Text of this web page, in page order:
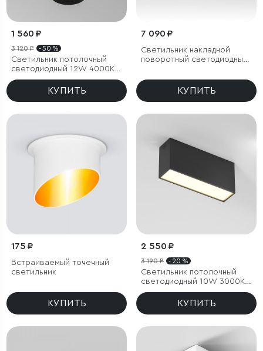
1 560 ₽
3 120 ₽ - 50 %
Светильник потолочный
светодиодный 12W 4000К
белый/чёрный
КУПИТЬ
7 090 ₽
Светильник накладной
поворотный светодиодный
КУПИТЬ
175 ₽
Встраиваемый точечный
светильник
КУПИТЬ
2 550 ₽
3 190 ₽ - 20 %
Светильник потолочный
светодиодный 10W 3000K
черный Block
КУПИТЬ